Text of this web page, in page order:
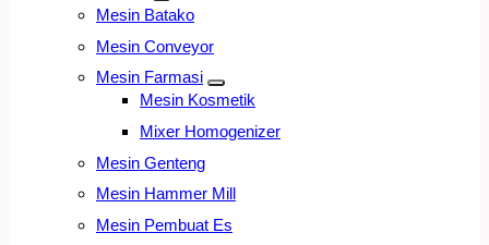
Mesin Batako
Mesin Conveyor
Mesin Farmasi
Mesin Kosmetik
Mixer Homogenizer
Mesin Genteng
Mesin Hammer Mill
Mesin Pembuat Es